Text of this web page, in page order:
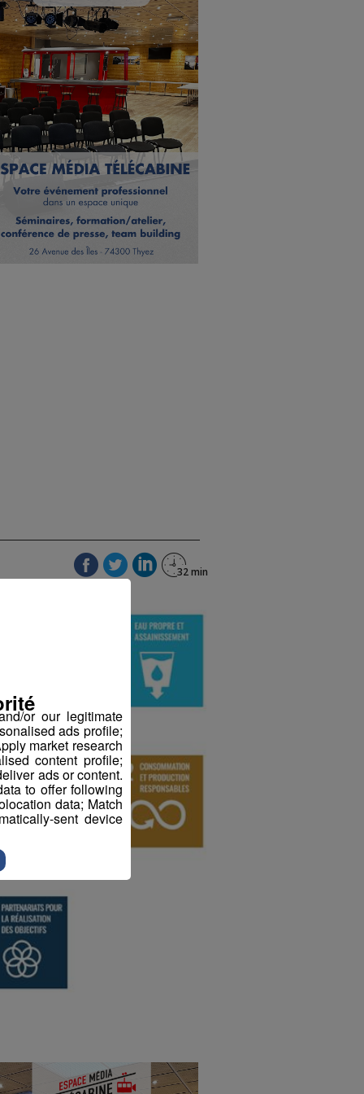
or our legitimate
ads profile;
market research
content profile;
ads or content.
to offer following
data; Match
sent device